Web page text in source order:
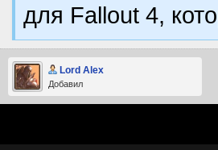
для Fallout 4,
Lord Alex
Добавил